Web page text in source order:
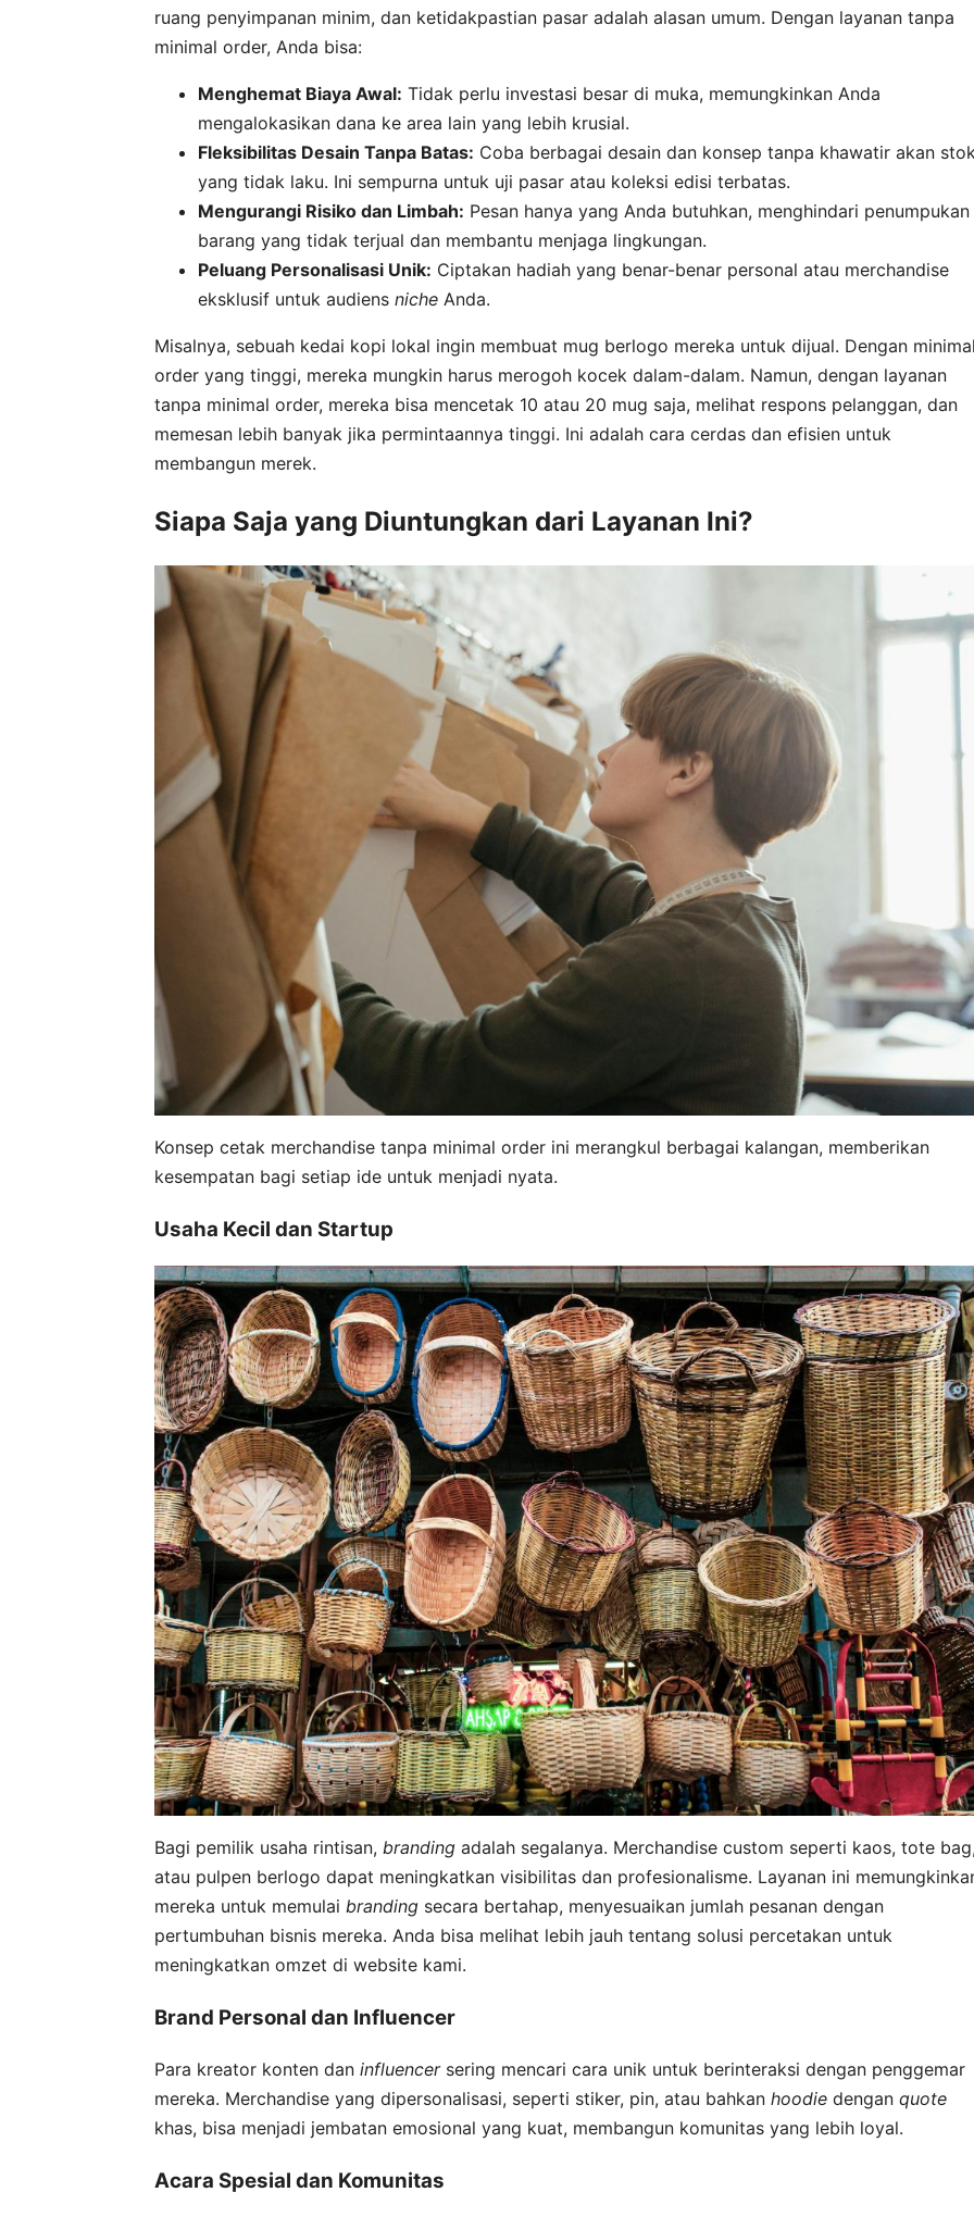
ruang penyimpanan minim, dan ketidakpastian pasar adalah alasan umum. Dengan layanan tanpa
minimal order, Anda bisa:
Menghemat Biaya Awal: Tidak perlu investasi besar di muka, memungkinkan Anda
mengalokasikan dana ke area lain yang lebih krusial.
Fleksibilitas Desain Tanpa Batas: Coba berbagai desain dan konsep tanpa khawatir akan
yang tidak laku. Ini sempurna untuk uji pasar atau koleksi edisi terbatas.
Mengurangi Risiko dan Limbah: Pesan hanya yang Anda butuhkan, menghindari penumpukan
barang yang tidak terjual dan membantu menjaga lingkungan.
Peluang Personalisasi Unik: Ciptakan hadiah yang benar-benar personal atau merchandise
eksklusif untuk audiens niche Anda.
Misalnya, sebuah kedai kopi lokal ingin membuat mug berlogo mereka untuk dijual. Dengan
order yang tinggi, mereka mungkin harus merogoh kocek dalam-dalam. Namun, dengan layanan
tanpa minimal order, mereka bisa mencetak 10 atau 20 mug saja, melihat respons pelanggan, dan
memesan lebih banyak jika permintaannya tinggi. Ini adalah cara cerdas dan efisien untuk
membangun merek.
Siapa Saja yang Diuntungkan dari Layanan Ini?
Konsep cetak merchandise tanpa minimal order ini merangkul berbagai kalangan, memberikan
kesempatan bagi setiap ide untuk menjadi nyata.
Usaha Kecil dan Startup
Bagi pemilik usaha rintisan, branding adalah segalanya. Merchandise custom seperti kaos, tote
atau pulpen berlogo dapat meningkatkan visibilitas dan profesionalisme. Layanan ini
mereka untuk memulai branding secara bertahap, menyesuaikan jumlah pesanan dengan
pertumbuhan bisnis mereka. Anda bisa melihat lebih jauh tentang solusi percetakan untuk
meningkatkan omzet di website kami.
Brand Personal dan Influencer
Para kreator konten dan influencersering mencari cara unik untuk berinteraksi dengan penggemar
mereka. Merchandise yang dipersonalisasi, seperti stiker, pin, atau bahkan hoodie dengan quote
khas, bisa menjadi jembatan emosional yang kuat, membangun komunitas yang lebih loyal.
Acara Spesial dan Komunitas